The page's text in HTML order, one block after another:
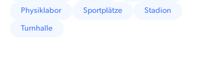
Physiklabor
Sportplätze
Stadion
Turnhalle